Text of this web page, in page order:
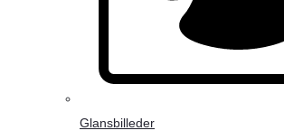
Glansbilleder